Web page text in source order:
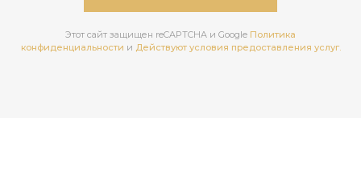
Этот сайт защищен reCAPTCHA и Google Политика
конфиденциальности и Действуют условия предоставления услуг.